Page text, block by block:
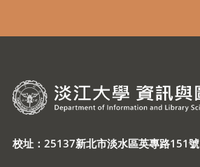
校址：25137新北市淡水區英專路151號